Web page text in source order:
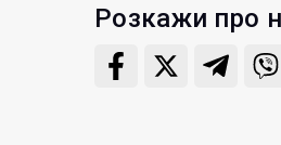
Розкажи про